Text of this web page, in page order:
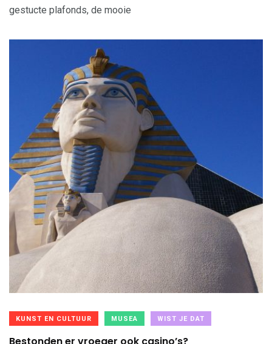
gestucte plafonds, de mooie
KUNST EN CULTUUR MUSEA WIST JE DAT